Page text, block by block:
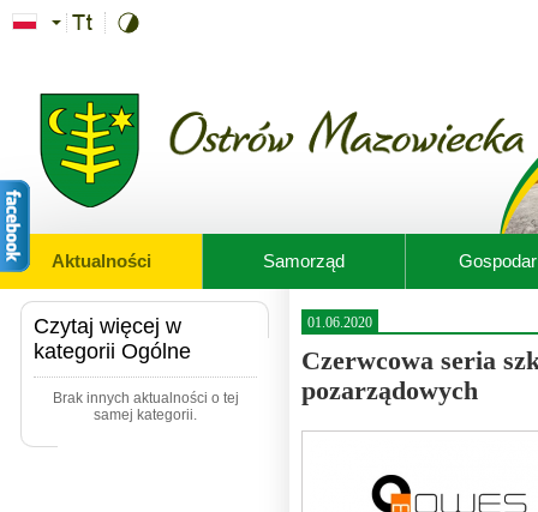
Przejdź do treści
Aktualności Samorząd
Czytaj więcej w
kategorii Ogólne
Brak innych aktualności o tej
samej kategorii.
01.06.2020
Czerwcowa seria
pozarządowych